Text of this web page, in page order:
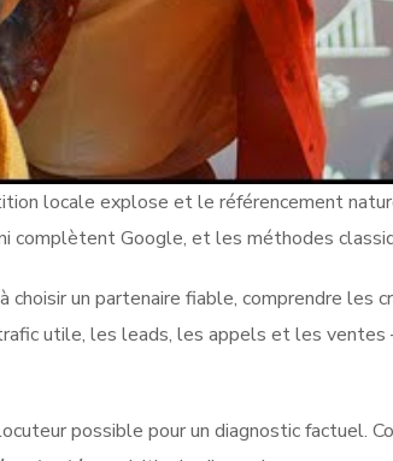
locale explose et le référencement
complètent Google, et les méthodes
choisir un partenaire fiable, comprendre les
utile, les leads, les appels et les
possible pour un diagnostic factuel.